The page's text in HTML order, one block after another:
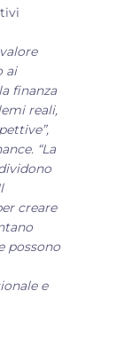
ai
finanza
reali,
“La
creare
possono
e